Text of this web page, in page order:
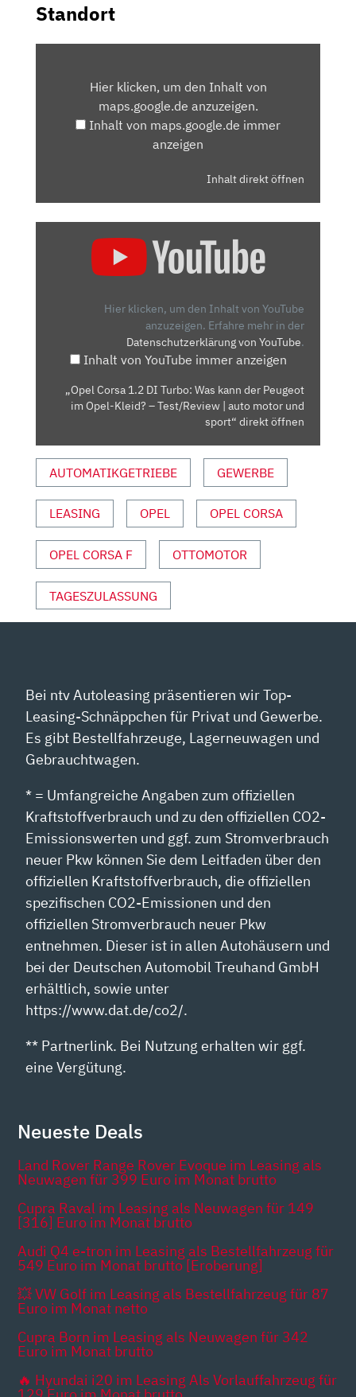
Standort
MAPS.GOOGLE.DEHier klicken, um den Inhalt von
maps.google.de anzuzeigen.
Inhalt von maps.google.de immer
anzeigen
Inhalt direkt öffnen
PEUGEOT
–
TEST/REVIEW
|
AUTO
UND
SPORT“
VON
YOUTUBE
Hier klicken, um den Inhalt von YouTube
anzuzeigen. Erfahre mehr in der
Datenschutzerklärung von YouTube.
Inhalt von YouTube immer anzeigen
„Opel Corsa 1.2 DI Turbo: Was kann der Peugeot
im Opel-Kleid? – Test/Review | auto motor und
sport“ direkt öffnen
AUTOMATIKGETRIEBE GEWERBE
LEASING OPEL OPEL CORSA
OPEL CORSA F OTTOMOTOR
TAGESZULASSUNG
Bei ntv Autoleasing präsentieren wir Top-
Leasing-Schnäppchen für Privat und Gewerbe.
Es gibt Bestellfahrzeuge, Lagerneuwagen und
Gebrauchtwagen.
* = Umfangreiche Angaben zum offiziellen
Kraftstoffverbrauch und zu den offiziellen CO2-
Emissionswerten und ggf. zum Stromverbrauch
neuer Pkw können Sie dem Leitfaden über den
offiziellen Kraftstoffverbrauch, die offiziellen
spezifischen CO2-Emissionen und den
offiziellen Stromverbrauch neuer Pkw
entnehmen. Dieser ist in allen Autohäusern und
bei der Deutschen Automobil Treuhand GmbH
erhältlich, sowie unter
https://www.dat.de/co2/.
** Partnerlink. Bei Nutzung erhalten wir ggf.
eine Vergütung.
Neueste Deals
Land Rover Range Rover Evoque im Leasing als
Neuwagen für 399 Euro im Monat brutto
Cupra Raval im Leasing als Neuwagen für 149
[316] Euro im Monat brutto
Audi Q4 e-tron im Leasing als Bestellfahrzeug für
549 Euro im Monat brutto [Eroberung]
💥 VW Golf im Leasing als Bestellfahrzeug für 87
Euro im Monat netto
Cupra Born im Leasing als Neuwagen für 342
Euro im Monat brutto
🔥 Hyundai i20 im Leasing Als Vorlauffahrzeug für